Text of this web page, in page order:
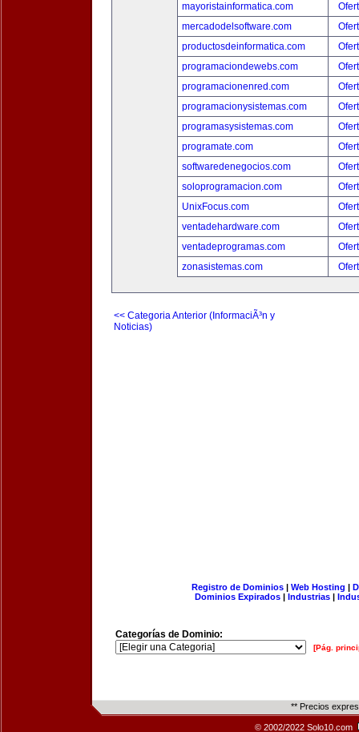
mayoristainformatica.com
mercadodelsoftware.com
productosdeinformatica.com
programaciondewebs.com
programacionenred.com
programacionysistemas.com
programasysistemas.com
programate.com
softwaredenegocios.com
soloprogramacion.com
UnixFocus.com
ventadehardware.com
ventadeprogramas.com
zonasistemas.com
<< Categoria Anterior (InformaciÃ³n y
Noticias)
Registro de Dominios| Web Hosting |
Dominios Expirados | Industrias |
Categorías de Dominio:
[Pág.
** Precios
© 2002/2022 Solo10.com